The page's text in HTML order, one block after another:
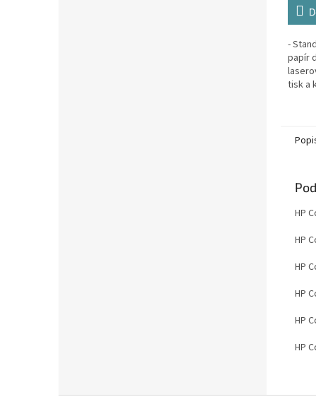
-
papír
tisk a
HP
HP
HP
HP
HP
HP